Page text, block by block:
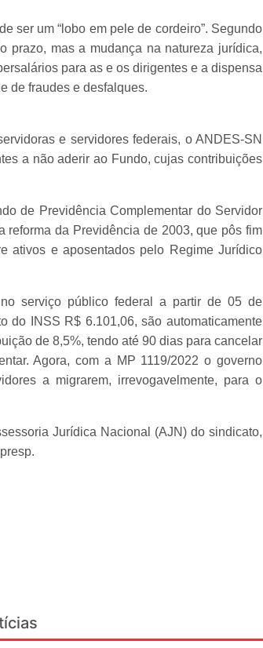
ser um “lobo em pele de cordeiro”. Segundo
prazo, mas a mudança na natureza jurídica,
para as e os dirigentes e a dispensa
de fraudes e desfalques.
e servidores federais, o ANDES-SN
a não aderir ao Fundo, cujas contribuições
de Previdência Complementar do Servidor
reforma da Previdência de 2003, que pôs fim
ativos e aposentados pelo Regime Jurídico
serviço público federal a partir de 05 de
do INSS R$ 6.101,06, são automaticamente
de 8,5%, tendo até 90 dias para cancelar
Agora, com a MP 1119/2022 o governo
a migrarem, irrevogavelmente, para o
Jurídica Nacional (AJN) do sindicato,